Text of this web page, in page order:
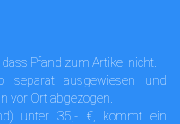
Pfand zum Artikel nicht.
separat ausgewiesen und
vor Ort abgezogen.
unter 35,- €, kommt ein